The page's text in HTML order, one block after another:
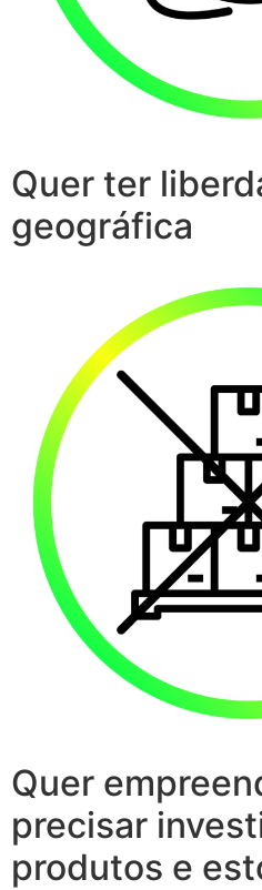
Quer ter
geográfica
Quer
precisar
produtos e